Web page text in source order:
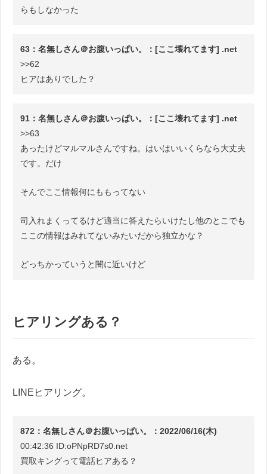
らもしなかった
63：名無しさん＠お腹いっぱい。：[ここ壊れてます] .net
>>62
ヒアはありでした？
91：名無しさん＠お腹いっぱい。：[ここ壊れてます] .net
>>63
あったけどマルマルさんですね。はいはいいくらなら大丈夫
です。だけ
そんでここ情報何にももってない
司入れまくってるけど適当に答えたらいけたし他のとこでも
ここの情報はみれてないみたいだから独立かな？
どっちかっていうと闇に近いけど
ヒアリングある？
ある。
LINEヒアリング。
872：名無しさん＠お腹いっぱい。：2022/06/16(木)
00:42:36 ID:oPNpRD7s0.net
買取キングって電話ヒアある？